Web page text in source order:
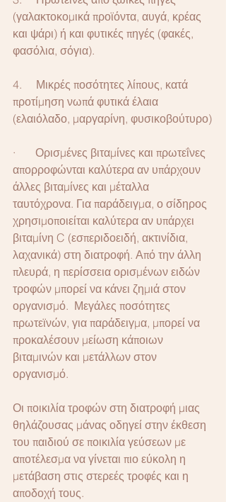
(γαλακτοκομικά προϊόντα, αυγά, κρέας
και ψάρι) ή και φυτικές πηγές (φακές,
φασόλια, σόγια).
4.     Μικρές ποσότητες λίπους, κατά
προτίμηση νωπά φυτικά έλαια
(ελαιόλαδο, μαργαρίνη, φυσικοβούτυρο)
·       Ορισμένες βιταμίνες και πρωτεΐνες
απορροφώνται καλύτερα αν υπάρχουν
άλλες βιταμίνες και μέταλλα
ταυτόχρονα. Για παράδειγμα, ο σίδηρος
χρησιμοποιείται καλύτερα αν υπάρχει
βιταμίνη C (εσπεριδοειδή, ακτινίδια,
λαχανικά) στη διατροφή. Από την άλλη
πλευρά, η περίσσεια ορισμένων ειδών
τροφών μπορεί να κάνει ζημιά στον
οργανισμό.  Μεγάλες ποσότητες
πρωτεϊνών, για παράδειγμα, μπορεί να
προκαλέσουν μείωση κάποιων
βιταμινών και μετάλλων στον
οργανισμό.
Οι ποικιλία τροφών στη διατροφή μιας
θηλάζουσας μάνας οδηγεί στην έκθεση
του παιδιού σε ποικιλία γεύσεων με
αποτέλεσμα να γίνεται πιο εύκολη η
μετάβαση στις στερεές τροφές και η
αποδοχή τους.